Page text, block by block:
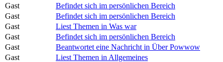
Gast
Befindet sich im persönlichen Bereich
Gast
Befindet sich im persönlichen Bereich
Gast
Liest Themen in Was war
Gast
Befindet sich im persönlichen Bereich
Gast
Beantwortet eine Nachricht in Über Powwow
Gast
Liest Themen in Allgemeines